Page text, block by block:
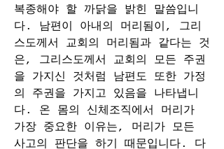
복종해야 할 까닭을 밝힌 말씀입니
다. 남편이 아내의 머리됨이, 그리
스도께서 교회의 머리됨과 같다는 것
은, 그리스도께서 교회의 모든 주권
을 가지신 것처럼 남편도 또한 가정
의 주권을 가지고 있음을 나타냅니
다. 온 몸의 신체조직에서 머리가
가장 중요한 이유는, 머리가 모든
사고의 판단을 하기 때문입니다. 다